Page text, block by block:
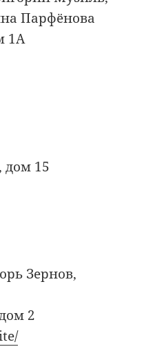
Парфёнова
1А
дом 15
Зернов,
2